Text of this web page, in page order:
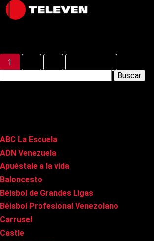
Latest Posts
1
ABC La Escuela
ADN Venezuela
Apuéstale a la vida
Baloncesto
Béisbol de Grandes Ligas
Béisbol Profesional Venezolano
Carrusel
Castle